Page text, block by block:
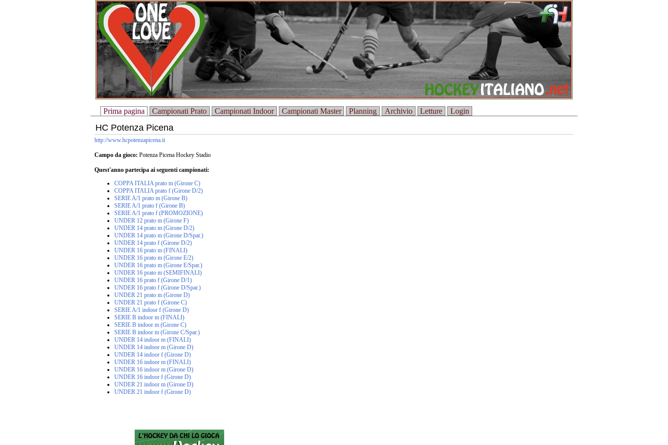
Prima pagina Campionati Prato Campionati Indoor Campionati Master Planning Archivio Letture Login
HC Potenza Picena
http://www.hcpotenzapicena.it
Campo da gioco: Potenza Picena Hockey Stadio
Quest'anno partecipa ai seguenti campionati:
COPPA ITALIA prato m (Girone C)
COPPA ITALIA prato f (Girone D/2)
SERIE A/1 prato m (Girone B)
SERIE A/1 prato f (Girone B)
SERIE A/1 prato f (PROMOZIONE)
UNDER 12 prato m (Girone F)
UNDER 14 prato m (Girone D/2)
UNDER 14 prato m (Girone D/Spar.)
UNDER 14 prato f (Girone D/2)
UNDER 16 prato m (FINALI)
UNDER 16 prato m (Girone E/2)
UNDER 16 prato m (Girone E/Spar.)
UNDER 16 prato m (SEMIFINALI)
UNDER 16 prato f (Girone D/1)
UNDER 16 prato f (Girone D/Spar.)
UNDER 21 prato m (Girone D)
UNDER 21 prato f (Girone C)
SERIE A/1 indoor f (Girone D)
SERIE B indoor m (FINALI)
SERIE B indoor m (Girone C)
SERIE B indoor m (Girone C/Spar.)
UNDER 14 indoor m (FINALI)
UNDER 14 indoor m (Girone D)
UNDER 14 indoor f (Girone D)
UNDER 16 indoor m (FINALI)
UNDER 16 indoor m (Girone D)
UNDER 16 indoor f (Girone D)
UNDER 21 indoor m (Girone D)
UNDER 21 indoor f (Girone D)